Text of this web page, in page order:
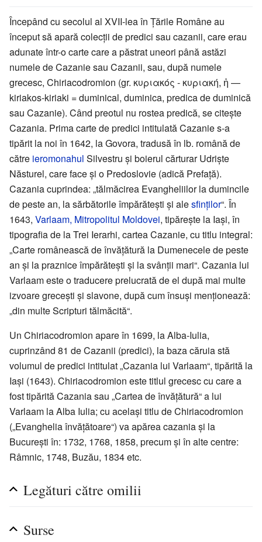
Începând cu secolul al XVII-lea în Țările Române au
început să apară colecții de predici sau cazanii, care erau
adunate într-o carte care a păstrat uneori până astăzi
numele de Cazanie sau Cazanii, sau, după numele
grecesc, Chiriacodromion (gr. κυριακός - κυριακή, ἡ —
kiriakos-kiriaki = duminical, duminica, predica de duminică
sau Cazanie). Când preotul nu rostea predică, se citeşte
Cazania. Prima carte de predici intitulată Cazanie s-a
tipărit la noi în 1642, la Govora, tradusă în lb. română de
către ieromonahul Silvestru și boierul cărturar Udriște
Năsturel, care face și o Predoslovie (adică Prefață).
Cazania cuprindea: „tălmăcirea Evangheliilor la dumincile
de peste an, la sărbătorile împărătești și alesfinților“. În
1643, Varlaam, Mitropolitul Moldovei, tipărește la Iași, în
tipografia de la Trei Ierarhi, cartea Cazanie, cu titlu integral:
„Carte românească de învățătură la Dumenecele de peste
an și la praznice împărătești și la svânții mari“. Cazania lui
Varlaam este o traducere prelucrată de el după mai multe
izvoare grecești și slavone, după cum însuși menționează:
„din multe Scripturi tălmăcită“.
Un Chiriacodromion apare în 1699, la Alba-Iulia,
cuprinzând 81 de Cazanii (predici), la baza căruia stă
volumul de predici intitulat „Cazania lui Varlaam“, tipărită la
Iași (1643). Chiriacodromion este titlul grecesc cu care a
fost tipărită Cazania sau „Cartea de învățătură“ a lui
Varlaam la Alba Iulia; cu același titlu de Chiriacodromion
(„Evanghelia învățătoare“) va apărea cazania și la
Bucureşti în: 1732, 1768, 1858, precum și în alte centre:
Râmnic, 1748, Buzău, 1834 etc.
Legături către omilii
Surse